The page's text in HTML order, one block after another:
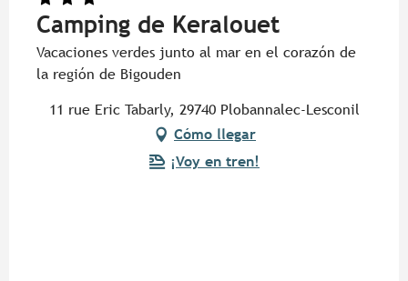
Camping de Keralouet
Vacaciones verdes junto al mar en el corazón de
la región de Bigouden
11 rue Eric Tabarly, 29740 Plobannalec-Lesconil
Cómo llegar
¡Voy en tren!